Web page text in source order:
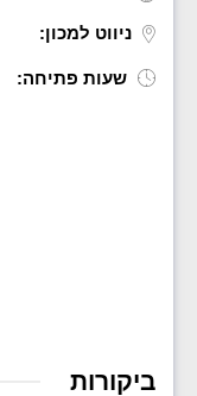
ניווט למכון:
שעות פתיחה:
ביקורות